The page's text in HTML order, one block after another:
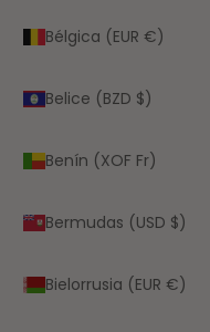
Bélgica (EUR €)
Belice (BZD $)
Benín (XOF Fr)
Bermudas (USD $)
Bielorrusia (EUR €)